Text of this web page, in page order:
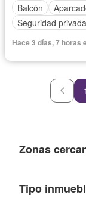
Balcón
Seguridad privada
Hace 3 días, 7 horas
1
Zonas
Tipo